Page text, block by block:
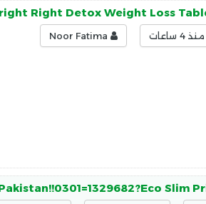
Right Detox Weight Loss
منذ 4 ساعات
Slim